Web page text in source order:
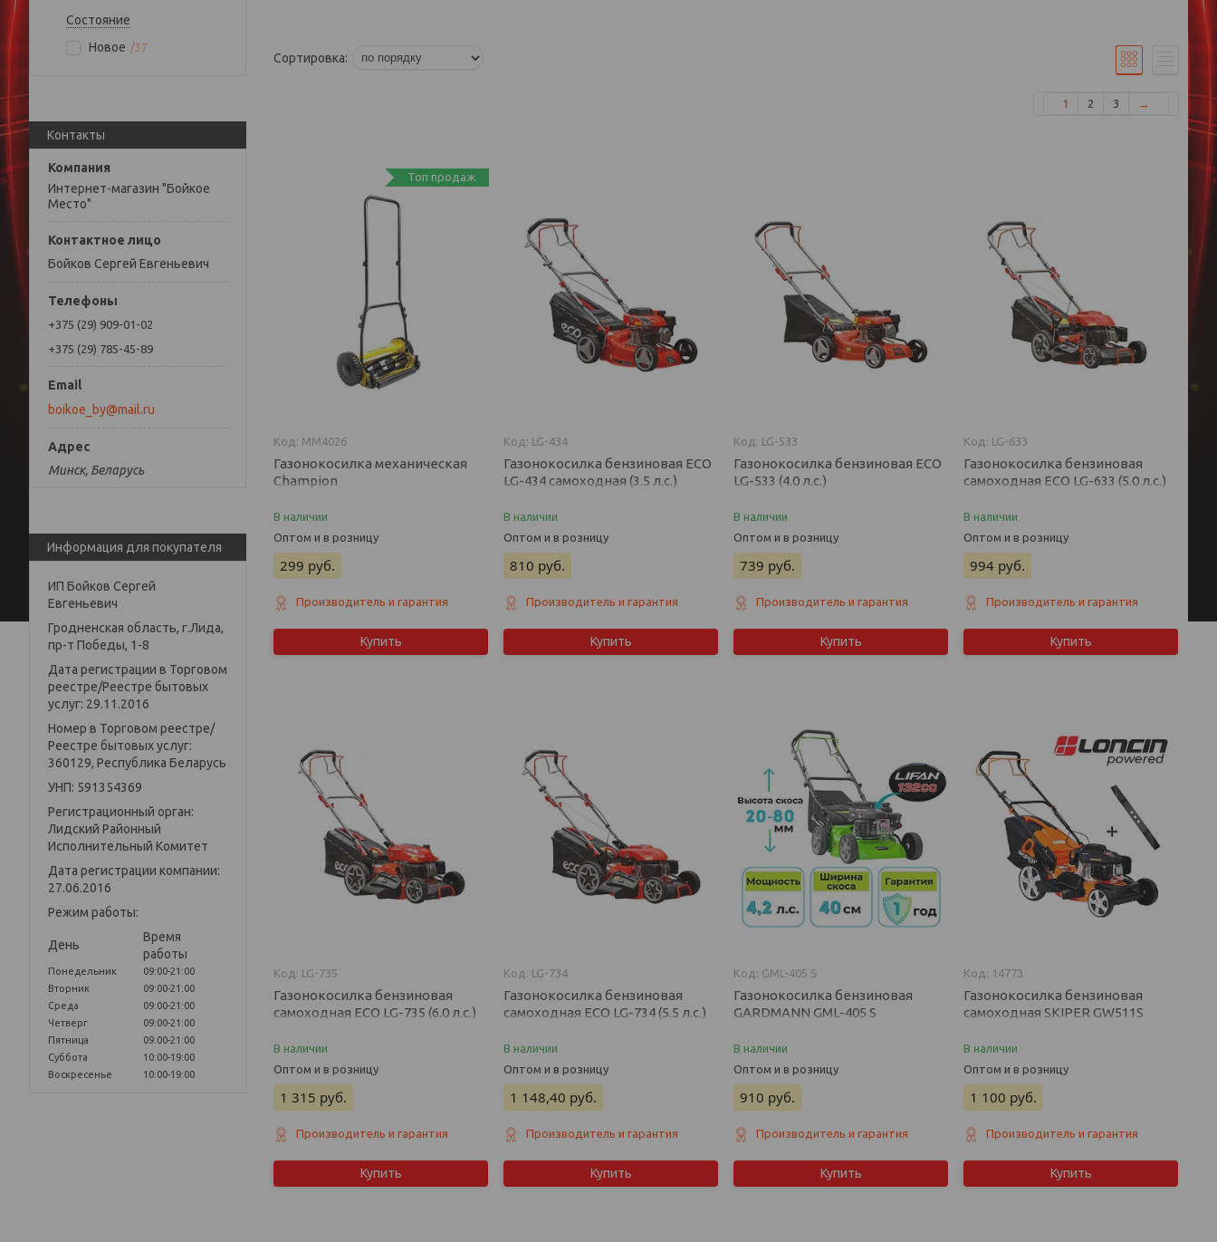
Состояние
Новое
37
Контакты
Интернет-магазин "Бойкое
Место"
Бойков Сергей Евгеньевич
+375 (29) 909-01-02
+375 (29) 785-45-89
boikoe_by@mail.ru
Минск, Беларусь
Информация для покупателя
ИП Бойков Сергей
Евгеньевич
Гродненская область, г.Лида,
пр-т Победы, 1-8
Дата регистрации в Торговом
реестре/Реестре бытовых
услуг: 29.11.2016
Номер в Торговом реестре/
Реестре бытовых услуг:
360129, Республика Беларусь
УНП: 591354369
Регистрационный орган:
Лидский Районный
Исполнительный Комитет
Дата регистрации компании:
27.06.2016
Режим работы:
День
Время
работы
Понедельник
09:00-21:00
Вторник
09:00-21:00
Среда
09:00-21:00
Четверг
09:00-21:00
Пятница
09:00-21:00
Суббота
10:00-19:00
Воскресенье
10:00-19:00
1 2 3 →
Топ продаж
MM4026
Газонокосилка механическая
Champion
В наличии
Оптом и в розницу
299 руб.
Производитель и гарантия
Купить
LG-434
Газонокосилка бензиновая ECO
LG-434 самоходная (3.5 л.с.)
В наличии
Оптом и в розницу
810 руб.
Производитель и гарантия
Купить
LG-533
Газонокосилка бензиновая ECO
LG-533 (4.0 л.с.)
В наличии
Оптом и в розницу
739 руб.
Производитель и гарантия
Купить
LG-633
Газонокосилка бензиновая
самоходная ECO LG-633 (5.0 л.с.)
В наличии
Оптом и в розницу
994 руб.
Производитель и гарантия
Купить
LG-735
Газонокосилка бензиновая
самоходная ECO LG-735 (6.0 л.с.)
В наличии
Оптом и в розницу
1 315 руб.
Производитель и гарантия
Купить
LG-734
Газонокосилка бензиновая
самоходная ECO LG-734 (5.5 л.с.)
В наличии
Оптом и в розницу
1 148,40 руб.
Производитель и гарантия
Купить
GML-405 S
Газонокосилка бензиновая
GARDMANN GML-405 S
В наличии
Оптом и в розницу
910 руб.
Производитель и гарантия
Купить
14773
Газонокосилка бензиновая
самоходная SKIPER GW511S
В наличии
Оптом и в розницу
1 100 руб.
Производитель и гарантия
Купить